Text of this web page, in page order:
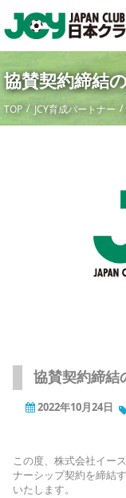
協賛契約締結
TOP JCY育成パートナー
協賛契約締結
2022年10月24日
この度、株式会社イー
ナーシップ契約を締結
いたします。